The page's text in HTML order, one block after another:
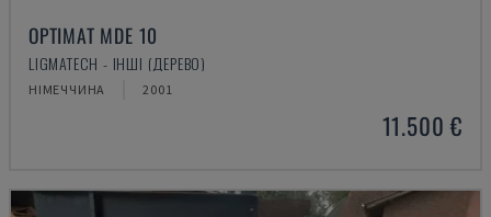
OPTIMAT MDE 10
LIGMATECH - ІНШІ (ДЕРЕВО)
НІМЕЧЧИНА 2001
11.500 €